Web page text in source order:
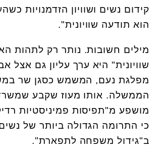
קידום נשים ושוויון הזדמנויות
הוא תודעה שוויונית".
מילים חשובות. נותר רק לתהות
שוויונית" היא ערך עליון גם אצל
מפלגת נעם, המשמש כסגן שר
הממשלה. אותו מעוז שקבע
מושפע מ"תפיסות פמיניסטיות
כי התרומה הגדולה ביותר של
ב"גידול משפחה לתפארת".